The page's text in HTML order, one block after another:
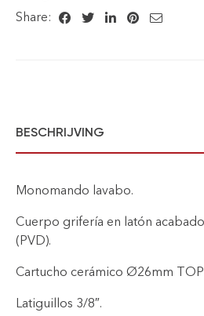
Share:
BESCHRIJVING
Monomando lavabo.
Cuerpo grifería en latón
(PVD).
Cartucho cerámico Ø26mm
Latiguillos 3/8″.